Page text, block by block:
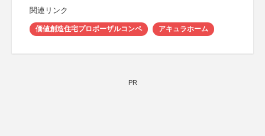
関連リンク
価値創造住宅プロポーザルコンペ アキュラホーム
PR